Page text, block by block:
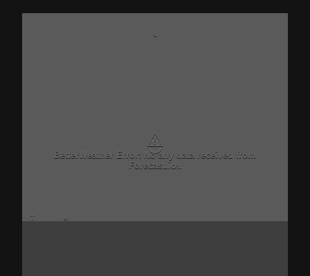
-
⚠
BetterWeather Error: No any data received from
Forecast.io!.